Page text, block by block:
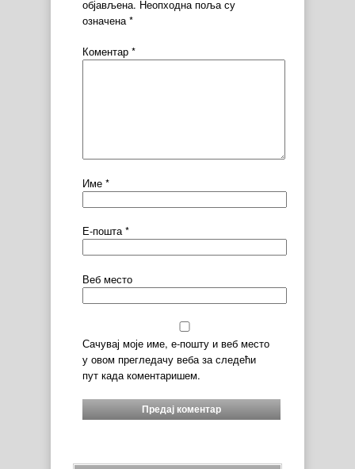
објављена. Неопходна поља су
означена *
Коментар *
Име *
Е-пошта*
Веб место
Сачувај моје име, е-пошту и веб место
у овом прегледачу веба за следећи
пут када коментаришем.